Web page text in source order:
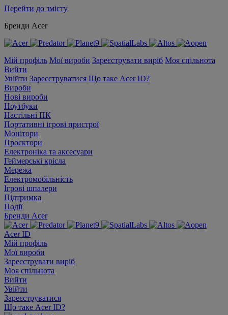
Перейти до змісту
Бренди Acer
Мій профіль Мої вироби Зареєструвати виріб Моя спільнота
Вийти
Увійти Зареєструватися Що таке Acer ID?
Вироби
Нові вироби
Ноутбуки
Настільні ПК
Портативні ігрові пристрої
Монітори
Проєктори
Електроніка та аксесуари
Геймерські крісла
Мережа
Електромобільність
Ігрові шпалери
Підтримка
Події
Бренди Acer
Acer ID
Мій профіль
Мої вироби
Зареєструвати виріб
Моя спільнота
Вийти
Увійти
Зареєструватися
Що таке Acer ID?